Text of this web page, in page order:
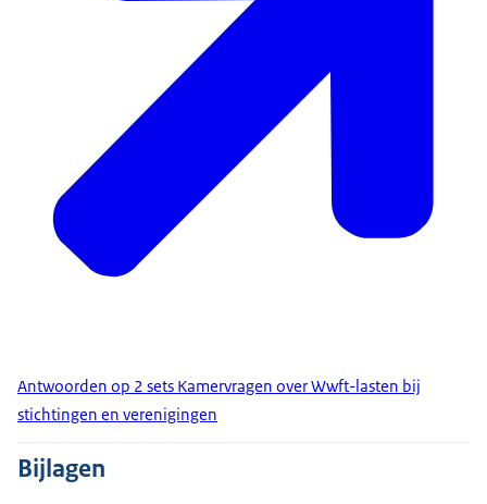
Antwoorden op 2 sets Kamervragen over Wwft-lasten bij
stichtingen en verenigingen
Bijlagen